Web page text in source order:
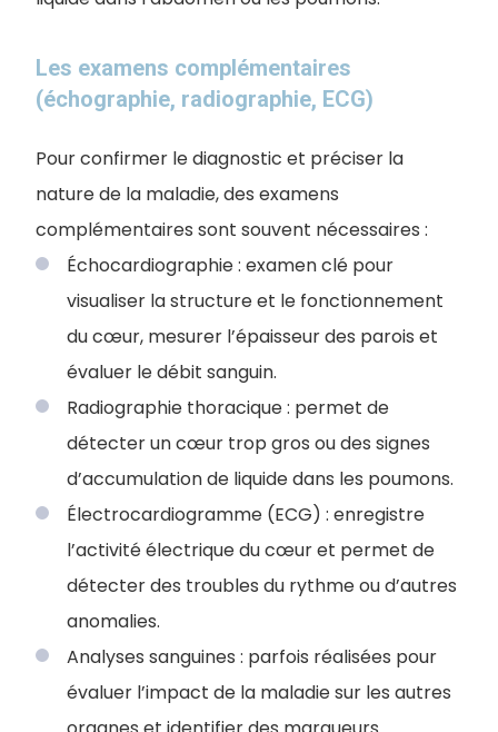
Les examens complémentaires
(échographie, radiographie, ECG)
Pour confirmer le diagnostic et préciser la
nature de la maladie, des examens
complémentaires sont souvent nécessaires :
Échocardiographie : examen clé pour
visualiser la structure et le fonctionnement
du cœur, mesurer l’épaisseur des parois et
évaluer le débit sanguin.
Radiographie thoracique : permet de
détecter un cœur trop gros ou des signes
d’accumulation de liquide dans les poumons.
Électrocardiogramme (ECG) : enregistre
l’activité électrique du cœur et permet de
détecter des troubles du rythme ou d’autres
anomalies.
Analyses sanguines : parfois réalisées pour
évaluer l’impact de la maladie sur les autres